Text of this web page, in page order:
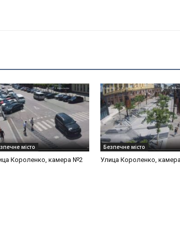
місто
Короленко, камера №2
Безпечне місто
Улица Короленко,